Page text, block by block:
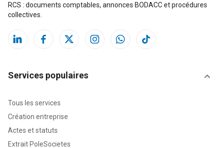
RCS : documents comptables, annonces BODACC et procédures
collectives.
Services populaires
Tous les services
Création entreprise
Actes et statuts
Extrait PoleSocietes